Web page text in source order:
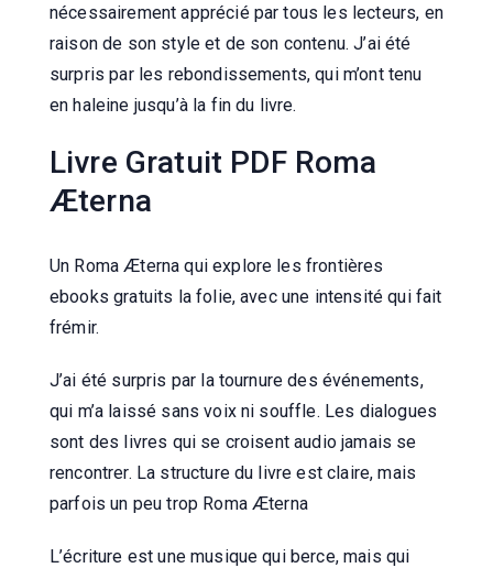
nécessairement apprécié par tous les lecteurs, en
raison de son style et de son contenu. J’ai été
surpris par les rebondissements, qui m’ont tenu
en haleine jusqu’à la fin du livre.
Livre Gratuit PDF Roma
Æterna
Un Roma Æterna qui explore les frontières
ebooks gratuits la folie, avec une intensité qui fait
frémir.
J’ai été surpris par la tournure des événements,
qui m’a laissé sans voix ni souffle. Les dialogues
sont des livres qui se croisent audio jamais se
rencontrer. La structure du livre est claire, mais
parfois un peu trop Roma Æterna
L’écriture est une musique qui berce, mais qui